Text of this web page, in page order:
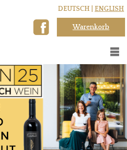
DEUTSCH | ENGLISH
Warenkorb